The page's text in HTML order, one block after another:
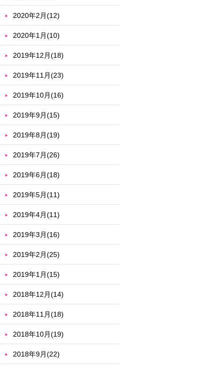
2020年2月(12)
2020年1月(10)
2019年12月(18)
2019年11月(23)
2019年10月(16)
2019年9月(15)
2019年8月(19)
2019年7月(26)
2019年6月(18)
2019年5月(11)
2019年4月(11)
2019年3月(16)
2019年2月(25)
2019年1月(15)
2018年12月(14)
2018年11月(18)
2018年10月(19)
2018年9月(22)